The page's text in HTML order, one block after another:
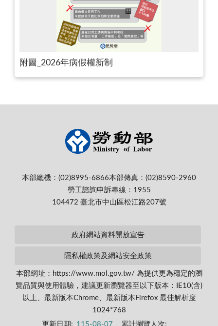
附圖_2026年病假權新制
本部總機：(02)8995-6866本部傳真：(02)8590-2960
勞工諮詢申訴專線：1955
104472 臺北市中山區松江路207號
政府網站資料開放宣告
隱私權政策及網站安全政策
本部網址：https://www.mol.gov.tw/ 為提供更為穩定的瀏
覽品質與使用體驗，建議更新瀏覽器至以下版本：IE10(含)
以上、最新版本Chrome、最新版本Firefox 最佳解析度
1024*768
更新日期: 115-08-07 累計瀏覽人次: